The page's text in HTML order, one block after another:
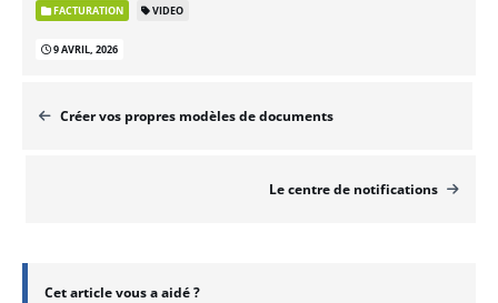
FACTURATION VIDEO
9 AVRIL, 2026
Créer vos propres modèles de documents
Le centre de notifications
Cet article vous a aidé ?